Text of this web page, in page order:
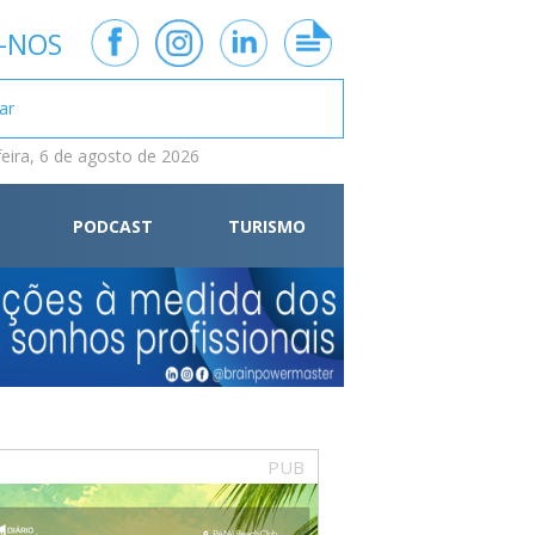
6 de agosto de 2026
PODCAST TURISMO
PUB